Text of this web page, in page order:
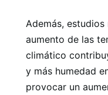
Además,
aumento de las
climático
y más humedad
provocar un